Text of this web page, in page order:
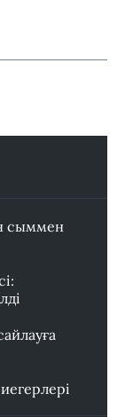
сыммен